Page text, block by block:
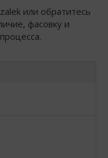
или обратитесь
фасовку и